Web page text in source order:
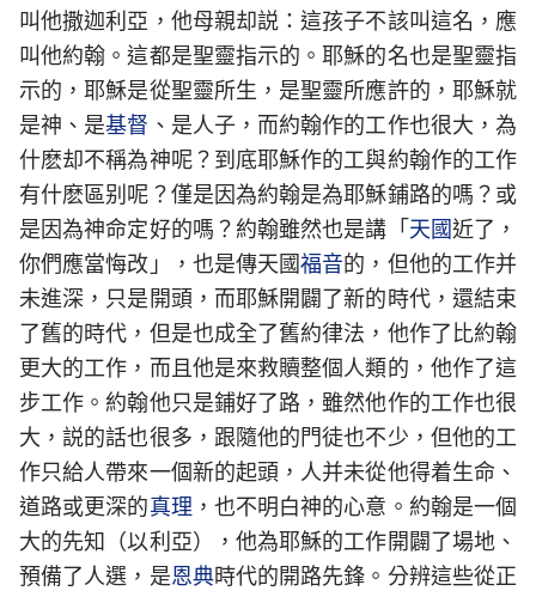
叫他撒迦利亞，他母親却説：這孩子不該叫這名，應
叫他約翰。這都是聖靈指示的。耶穌的名也是聖靈指
示的，耶穌是從聖靈所生，是聖靈所應許的，耶穌就
是神、是基督 、是人子，而約翰作的工作也很大，為
什麽却不稱為神呢？到底耶穌作的工與約翰作的工作
有什麽區别呢？僅是因為約翰是為耶穌鋪路的嗎？或
是因為神命定好的嗎？約翰雖然也是講「 天國近了，
你們應當悔改」，也是傳天國福音的，但他的工作并
未進深，只是開頭，而耶穌開闢了新的時代，還結束
了舊的時代，但是也成全了舊約律法，他作了比約翰
更大的工作，而且他是來救贖整個人類的，他作了這
步工作。約翰他只是鋪好了路，雖然他作的工作也很
大，説的話也很多，跟隨他的門徒也不少，但他的工
作只給人帶來一個新的起頭，人并未從他得着生命、
道路或更深的真理 ，也不明白神的心意。約翰是一個
大的先知（以利亞），他為耶穌的工作開闢了場地、
預備了人選，是恩典時代的開路先鋒。分辨這些從正